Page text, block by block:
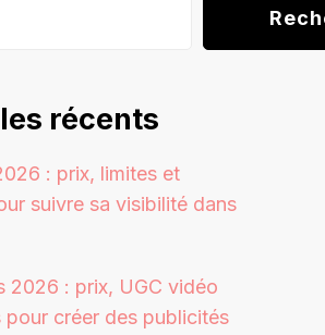
récents
: prix, limites et
suivre sa visibilité dans
2026 : prix, UGC vidéo
pour créer des publicités